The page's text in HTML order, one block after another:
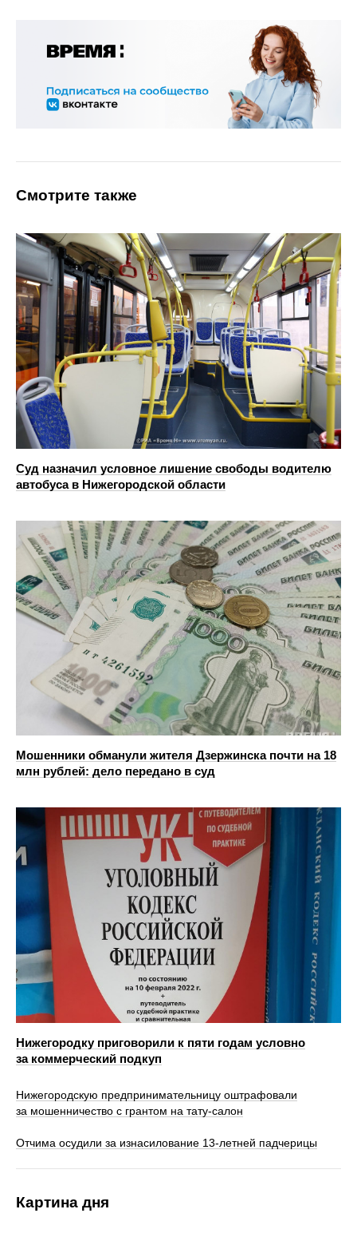
Смотрите также
Суд назначил условное лишение свободы водителю
автобуса в Нижегородской области
Мошенники обманули жителя Дзержинска почти на 18
млн рублей: дело передано в суд
Нижегородку приговорили к пяти годам условно
за коммерческий подкуп
Нижегородскую предпринимательницу оштрафовали
за мошенничество с грантом на тату-салон
Отчима осудили за изнасилование 13-летней падчерицы
Картина дня